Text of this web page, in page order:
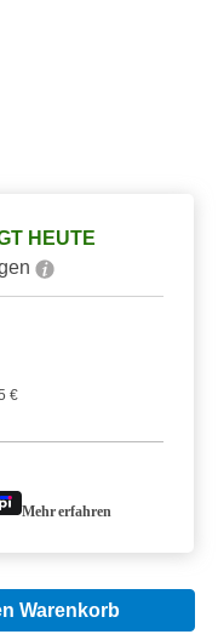
HEUTE
€
Mehr erfahren
Warenkorb